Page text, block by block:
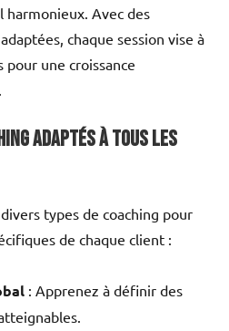
Avec des
chaque session vise à
une croissance
adaptés à tous les
types de coaching pour
de chaque client :
: Apprenez à définir des